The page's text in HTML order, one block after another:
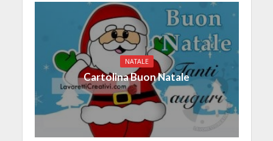
NATALE
Cartolina Buon Natale